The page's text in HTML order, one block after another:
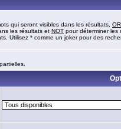
qui seront visibles dans les résultats, OR
les résultats et NOT pour déterminer les
Utilisez * comme un joker pour des